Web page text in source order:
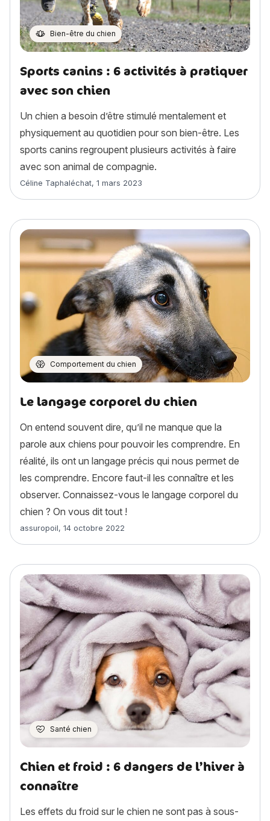
Bien-être du chien
Sports canins : 6 activités à pratiquer
avec son chien
Un chien a besoin d’être stimulé mentalement et
physiquement au quotidien pour son bien-être. Les
sports canins regroupent plusieurs activités à faire
avec son animal de compagnie.
Article rédigé par
Céline Taphaléchat, 1 mars 2023
Comportement du chien
Le langage corporel du chien
On entend souvent dire, qu’il ne manque que la
parole aux chiens pour pouvoir les comprendre. En
réalité, ils ont un langage précis qui nous permet de
les comprendre. Encore faut-il les connaître et les
observer. Connaissez-vous le langage corporel du
chien ? On vous dit tout !
Article rédigé par
assuropoil, 14 octobre 2022
Santé chien
Chien et froid : 6 dangers de l’hiver à
connaître
Les effets du froid sur le chien ne sont pas à sous-